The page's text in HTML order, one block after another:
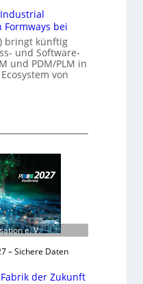
Formways bei
bringt künftig
und Software-
und PDM/PLM in
von
e. V.
– Sichere Daten
der Zukunft